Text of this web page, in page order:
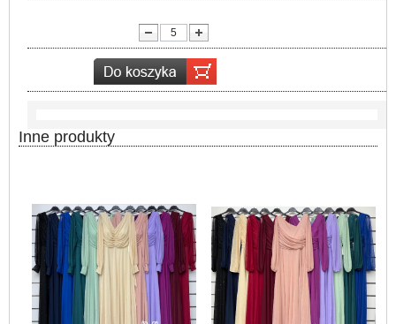
Inne produkty